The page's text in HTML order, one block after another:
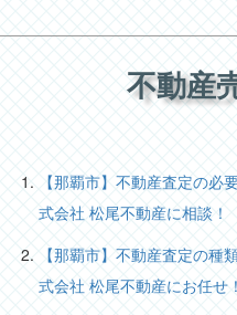
不動産
【那覇市】不動産査定の必
式会社 松尾不動産に相談！
【那覇市】不動産査定の種
式会社 松尾不動産にお任せ！